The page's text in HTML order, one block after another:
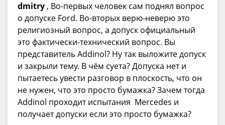
dmitry , Во-первых человек сам поднял вопрос
о допуске Ford. Во-вторых верю-неверю это
религиозный вопрос, а допуск официальный
это фактически-технический вопрос. Вы
представитель Addinol? Ну так выложите допуск
и закрыли тему. В чём суета? Допуска нет и
пытаетесь увести разговор в плоскость, что он
не нужен, что это просто бумажка? Зачем тогда
Addinol проходит испытания Mercedes и
получает допуски если это просто бумажка?